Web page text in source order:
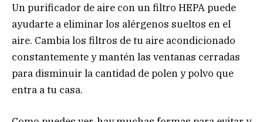
Un purificador de aire con un filtro HEPA puede
ayudarte a eliminar los alérgenos sueltos en el
aire. Cambia los filtros de tu aire acondicionado
constantemente y mantén las ventanas cerradas
para disminuir la cantidad de polen y polvo que
entra a tu casa.